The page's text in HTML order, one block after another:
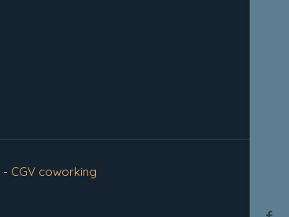
- CGV coworking